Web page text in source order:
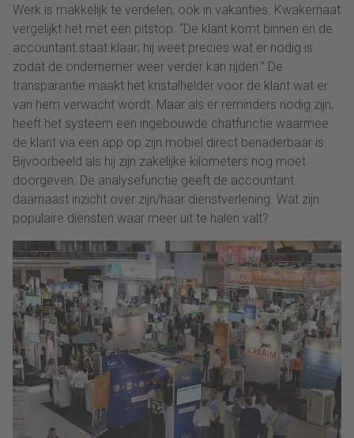
Werk is makkelijk te verdelen, ook in vakanties. Kwakernaat
vergelijkt het met een pitstop. “De klant komt binnen en de
accountant staat klaar; hij weet precies wat er nodig is
zodat de ondernemer weer verder kan rijden.” De
transparantie maakt het kristalhelder voor de klant wat er
van hem verwacht wordt. Maar als er reminders nodig zijn,
heeft het systeem een ingebouwde chatfunctie waarmee
de klant via een app op zijn mobiel direct benaderbaar is.
Bijvoorbeeld als hij zijn zakelijke kilometers nog moet
doorgeven. De analysefunctie geeft de accountant
daarnaast inzicht over zijn/haar dienstverlening. Wat zijn
populaire diensten waar meer uit te halen valt?